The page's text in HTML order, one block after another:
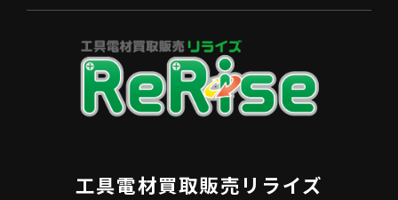
工具電材買取販売リライズ